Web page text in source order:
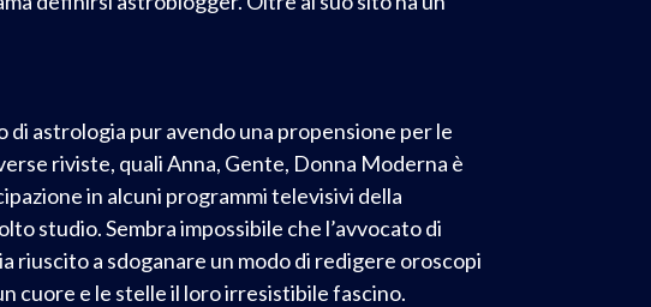
di astrologia pur avendo una propensione per le
riviste, quali Anna, Gente, Donna Moderna è
in alcuni programmi televisivi della
studio. Sembra impossibile che l’avvocato di
riuscito a sdoganare un modo di redigere oroscopi
cuore e le stelle il loro irresistibile fascino.